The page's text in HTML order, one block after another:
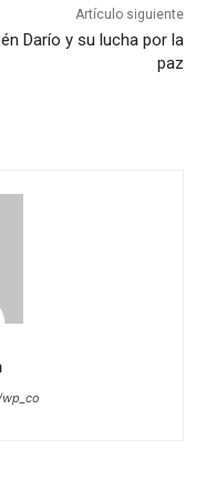
Artículo siguiente
Darío y su lucha por la
paz